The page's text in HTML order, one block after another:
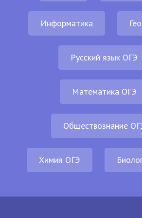
Информатика
Русский язык ОГЭ
Математика ОГЭ
Обществознание
Химия ОГЭ